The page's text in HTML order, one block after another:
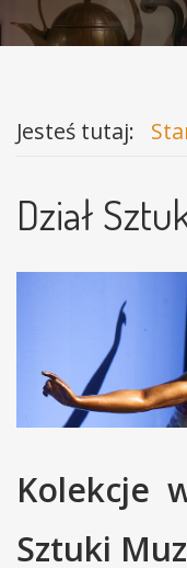
Jesteś tutaj:
Dział
Kolekcje
Sztuki